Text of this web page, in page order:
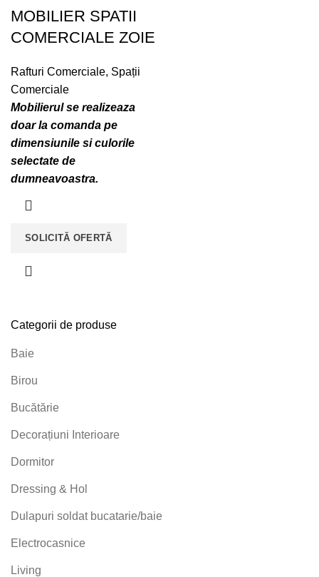
Categorii de produse
Baie
Birou
Bucătărie
Decorațiuni Interioare
Dormitor
Dressing & Hol
Dulapuri soldat bucatarie/baie
Electrocasnice
Living
MOBILIER SPATII
COMERCIALE ZOIE
Rafturi Comerciale, Spații
Comerciale
Mobilierul se realizeaza
doar la comanda pe
dimensiunile si culorile
selectate de
dumneavoastra.
SOLICITĂ OFERTĂ